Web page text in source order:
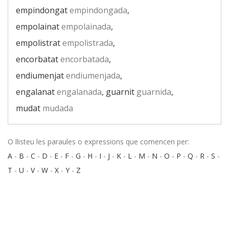
empindongatempindongada,
empolainatempolainada,
empolistratempolistrada,
encorbatatencorbatada,
endiumenjatendiumenjada,
engalanatengalanada, guarnit guarnida,
mudat mudada
O llisteu les paraules o expressions que comencen per:
A - B - C - D - E - F - G - H - I - J - K - L - M - N - O - P - Q - R - S -
T - U - V- W - X - Y - Z